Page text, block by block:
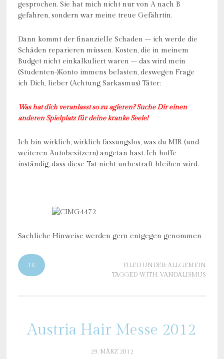
gesprochen. Sie hat mich nicht nur von A nach B
gefahren, sondern war meine treue Gefährtin.
Dann kommt der finanzielle Schaden – ich werde die
Schäden reparieren müssen. Kosten, die in meinem
Budget nicht einkalkuliert waren – das wird mein
(Studenten-)Konto immens belasten, deswegen Frage
ich Dich, lieber (Achtung Sarkasmus) Täter:
Was hat dich veranlasst so zu agieren? Suche Dir einen
anderen Spielplatz für deine kranke Seele!
Ich bin wirklich, wirklich fassungslos, was du MIR (und
weiteren Autobesitzern) angetan hast. Ich hoffe
inständig, dass diese Tat nicht unbestraft bleiben wird.
Sachliche Hinweise werden gern entgegen genommen
16 FILED UNDER:ALLGEMEIN
TAGGED WITH:VANDALISMUS
Austria Hair Messe 2012
29. MÄRZ 2012